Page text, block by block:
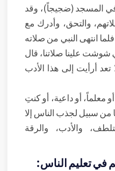
المسجد (ضجيجاً)، وقد
والتحق، وأدرك مع
انتهى النبي من صلاته
شوشت علينا صلاتنا، قال
أرأيت إلى هذا الأدب
معلماً، أو داعية، أو كنتِ
من سبيل لجذب الناس إلا
والأدب، والرقة
في تعليم الناس: